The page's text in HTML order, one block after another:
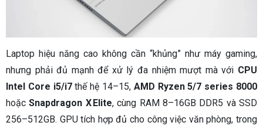
Laptop hiệu năng cao không cần “khủng” như máy gaming,
nhưng phải đủ mạnh để xử lý đa nhiệm mượt mà với CPU
Intel Core i5/i7thế hệ 14–15, AMD Ryzen 5/7 series 8000
hoặcSnapdragon X Elite, cùng RAM 8–16GB DDR5 và SSD
256–512GB. GPU tích hợp đủ cho công việc văn phòng, trong